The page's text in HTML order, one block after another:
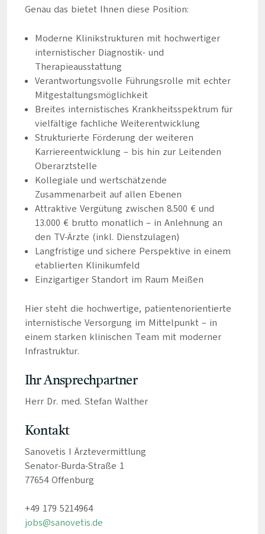
Genau das bietet Ihnen diese Position:
Moderne Klinikstrukturen mit hochwertiger
internistischer Diagnostik- und
Therapieausstattung
Verantwortungsvolle Führungsrolle mit echter
Mitgestaltungsmöglichkeit
Breites internistisches Krankheitsspektrum für
vielfältige fachliche Weiterentwicklung
Strukturierte Förderung der weiteren
Karriereentwicklung – bis hin zur Leitenden
Oberarztstelle
Kollegiale und wertschätzende
Zusammenarbeit auf allen Ebenen
Attraktive Vergütung zwischen 8.500 € und
13.000 € brutto monatlich – in Anlehnung an
den TV-Ärzte (inkl. Dienstzulagen)
Langfristige und sichere Perspektive in einem
etablierten Klinikumfeld
Einzigartiger Standort im Raum Meißen
Hier steht die hochwertige, patientenorientierte
internistische Versorgung im Mittelpunkt – in
einem starken klinischen Team mit moderner
Infrastruktur.
Ihr Ansprechpartner
Herr Dr. med. Stefan Walther
Kontakt
Sanovetis I Ärztevermittlung
Senator-Burda-Straße 1
77654 Offenburg
+49 179 5214964
jobs@sanovetis.de